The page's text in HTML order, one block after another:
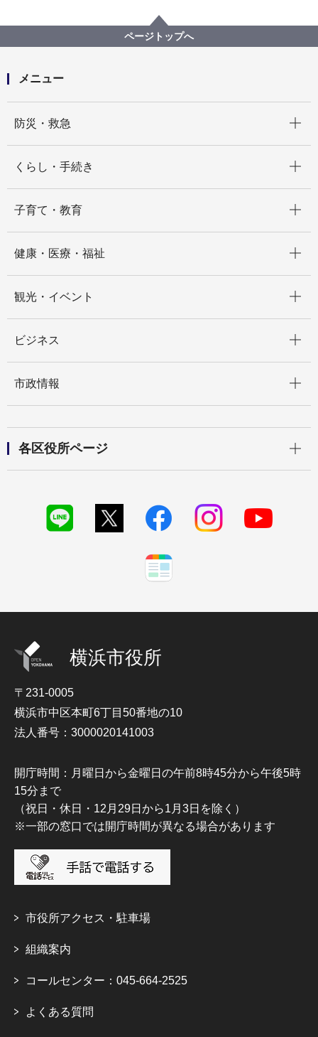
ページトップへ
メニュー
防災・救急
くらし・手続き
子育て・教育
健康・医療・福祉
観光・イベント
ビジネス
市政情報
各区役所ページ
横浜市役所
〒231-0005
横浜市中区本町6丁目50番地の10
法人番号：3000020141003
開庁時間：月曜日から金曜日の午前8時45分から午後5時
15分まで
（祝日・休日・12月29日から1月3日を除く）
※一部の窓口では開庁時間が異なる場合があります
市役所アクセス・駐車場
組織案内
コールセンター：045-664-2525
よくある質問